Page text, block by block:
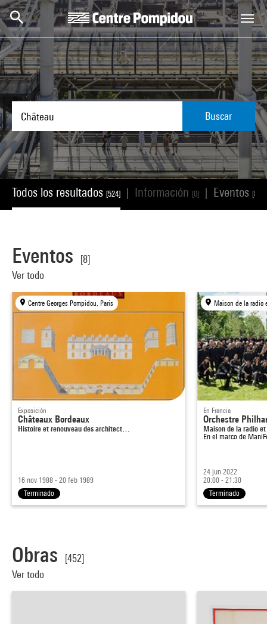
Skip to main content
Centre Pompidou
Buscar
Todos los resultados [524] Información [0] Eventos [8]
Eventos
[8]
Ver todo
Centre Georges Pompidou, Paris
Exposición
Châteaux Bordeaux
Histoire et renouveau des architect…
16 nov 1988 - 20 feb 1989
Terminado
Maison de la radio
En Francia
Orchestre
Maison de la radio
En el marco de
24 jun 2022
20:00 - 21:30
Terminado
Obras
[452]
Ver todo